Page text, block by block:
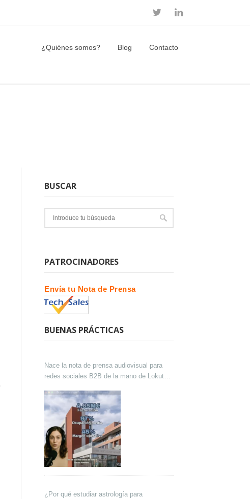
¿Quiénes somos? Blog Contacto
BUSCAR
PATROCINADORES
Envía tu Nota de Prensa
BUENAS PRÁCTICAS
Nace la nota de prensa audiovisual para
redes sociales B2B de la mano de Lokutor
¿Por qué estudiar astrología para